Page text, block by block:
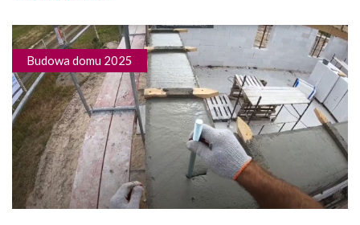
Budowa domu 2025